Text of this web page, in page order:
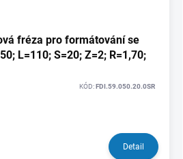
fréza pro formátování se
L=110; S=20; Z=2; R=1,70;
KÓD:FDI.59.050.20.0SR
Detail